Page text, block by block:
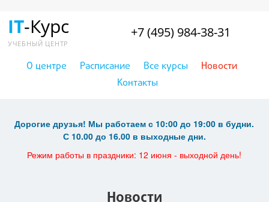
IT-Курс
УЧЕБНЫЙ ЦЕНТР
О центре Расписание Все курсы
Новости
Контакты
+7 (495) 984-38-31
Дорогие друзья! Мы работаем с 10:00 до 19:00 в будни.
С 10.00 до 16.00 в выходные дни.
Режим работы в праздники: 12 июня - выходной день!